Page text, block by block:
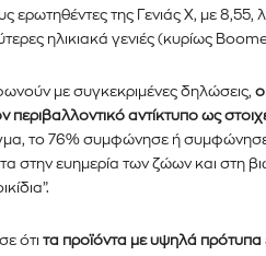
ερωτηθέντες της Γενιάς Χ, με 8,55,
ηλικιακά γενιές (κυρίως B
με συγκεκριμένες δηλώσεις,
αντίκτυπο ως
το 76% συμφώνησε ή
στην ευημερία των ζώων και στη
ότι τα προϊόντα με υψηλά πρότυπα